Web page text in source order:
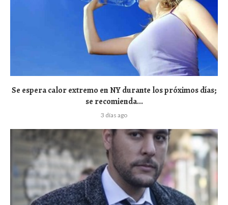
Se espera calor extremo en NY durante los próximos días;
se recomienda...
3 días ago